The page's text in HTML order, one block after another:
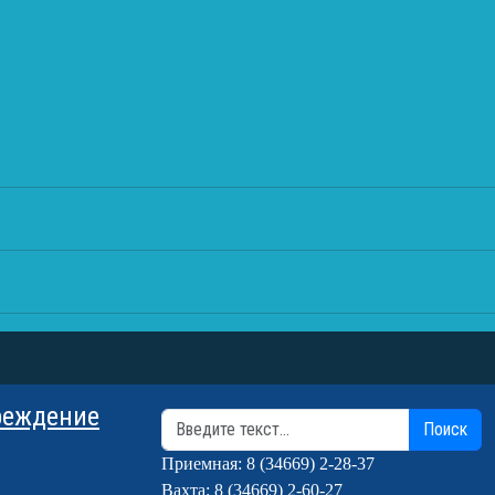
Поиск Поиск
Приемная: 8 (34669) 2-28-37
Вахта: 8 (34669) 2-60-27